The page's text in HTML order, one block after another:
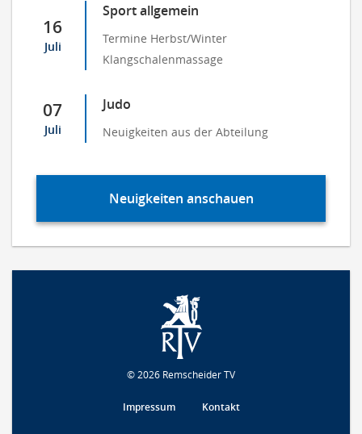
16
Juli
Sport allgemein
Termine Herbst/Winter
Klangschalenmassage
07
Juli
Judo
Neuigkeiten aus der Abteilung
Neuigkeiten anschauen
© 2026 Remscheider TV
Impressum Kontakt